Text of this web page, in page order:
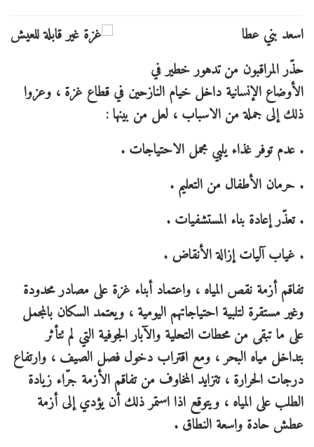
اسعد بني عطا
حذّر المراقبون من تدهور خطير في
الأوضاع الإنسانية داخل خيام النازحين في قطاع غزة ، وعزوا
ذلك إلى جملة من الاسباب ، لعل من بينها :
. عدم توفر غذاء يلبي مجمل الاحتياجات .
. حرمان الأطفال من التعليم .
. تعذّر إعادة بناء المستشفيات .
. غياب آليات إزالة الأنقاض .
تفاقم أزمة نقص المياه ، واعتماد أبناء غزة على مصادر محدودة
وغير مستقرة لتلبية احتياجاتهم اليومية ، ويعتمد السكان بالمجمل
على ما تبقى من محطات التحلية والآبار الجوفية التي لم تتأثر
بتداخل مياه البحر ، ومع اقتراب دخول فصل الصيف ، وارتفاع
درجات الحرارة ، تتزايد المخاوف من تفاقم الأزمة جرّاء زيادة
الطلب على المياه ، ويتوقع اذا استمر ذلك أن يؤدي إلى أزمة
عطش حادة واسعة النطاق .